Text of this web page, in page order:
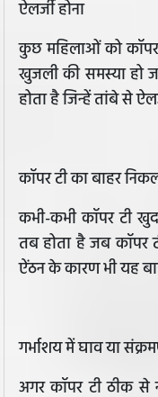
ऐलर्जी होना
कुछ महिलाओं को
खुजली की समस्या हो
होता है जिन्हें तांबे से
कॉपर टी का बाहर
कभी-कभी कॉपर टी
तब होता है जब कॉपर
ऐंठन के कारण भी यह
गर्भाशय में घाव या
अगर कॉपर टी ठीक से